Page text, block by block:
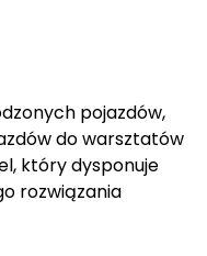
pojazdów,
do warsztatów
który dysponuje
rozwiązania